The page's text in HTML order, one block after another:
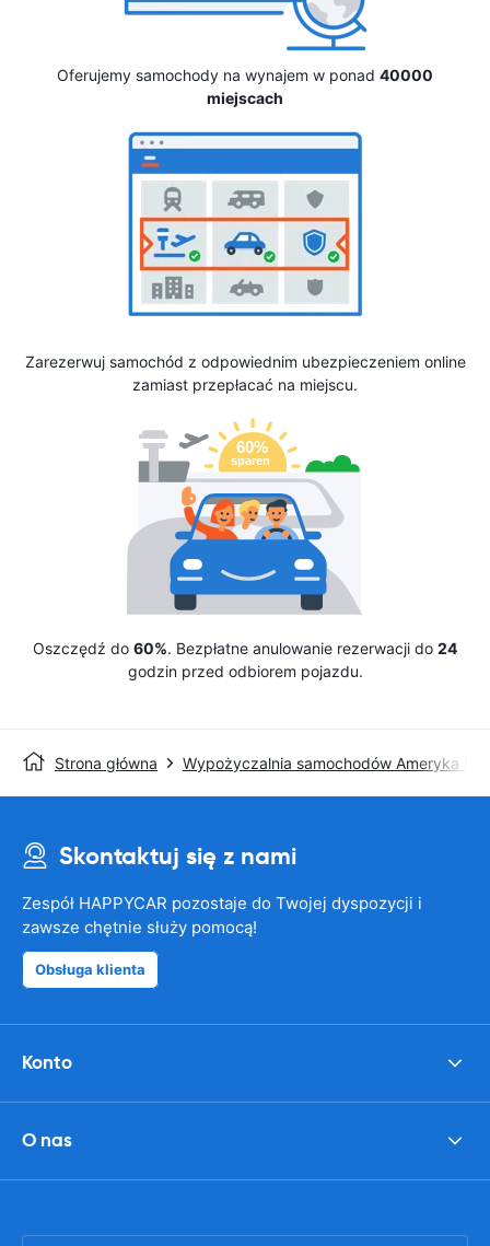
Oferujemy samochody na wynajem w ponad 40000
miejscach
Zarezerwuj samochód z odpowiednim ubezpieczeniem online
zamiast przepłacać na miejscu.
Oszczędź do 60%. Bezpłatne anulowanie rezerwacji do 24
godzin przed odbiorem pojazdu.
Strona główna Wypożyczalnia samochodów Ameryka
Skontaktuj się z nami
Zespół HAPPYCAR pozostaje do Twojej dyspozycji i
zawsze chętnie służy pomocą!
Obsługa klienta
Konto
O nas